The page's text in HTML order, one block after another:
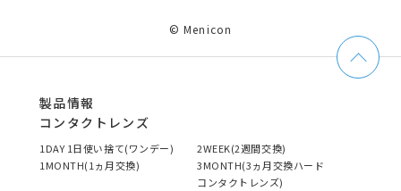
© Menicon
製品情報
コンタクトレンズ
1DAY 1日使い捨て(ワンデー)
2WEEK(2週間交換)
1MONTH(1ヵ月交換)
3MONTH(3ヵ月交換ハード
コンタクトレンズ)